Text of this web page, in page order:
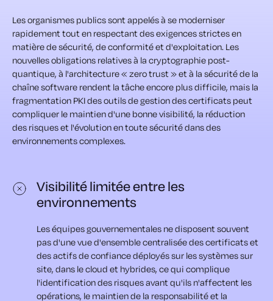
Les organismes publics sont appelés à se moderniser
rapidement tout en respectant des exigences strictes en
matière de sécurité, de conformité et d'exploitation. Les
nouvelles obligations relatives à la cryptographie post-
quantique, à l'architecture « zero trust » et à la sécurité de la
chaîne software rendent la tâche encore plus difficile, mais la
fragmentation PKI des outils de gestion des certificats peut
compliquer le maintien d'une bonne visibilité, la réduction
des risques et l'évolution en toute sécurité dans des
environnements complexes.
Visibilité limitée entre les
environnements
Les équipes gouvernementales ne disposent souvent
pas d'une vue d'ensemble centralisée des certificats et
des actifs de confiance déployés sur les systèmes sur
site, dans le cloud et hybrides, ce qui complique
l'identification des risques avant qu'ils n'affectent les
opérations, le maintien de la responsabilité et la